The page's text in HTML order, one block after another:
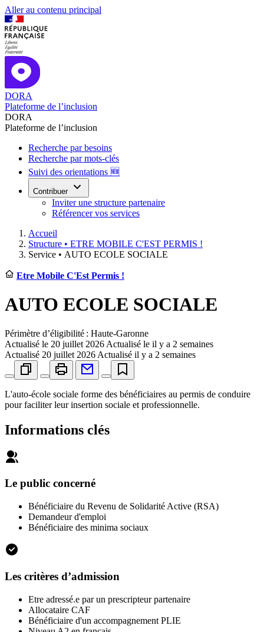
Aller au contenu principal
DORA
Plateforme de l’inclusion
DORA
Plateforme de l’inclusion
Recherche par besoins
Recherche par mots-clés
Suivi des orientations 🆕
Contribuer
Inviter une structure partenaire
Référencer vos services
Accueil
Structure • ETRE MOBILE C'EST PERMIS !
Service • AUTO ECOLE SOCIALE
Etre Mobile C'Est Permis !
AUTO ECOLE SOCIALE
Périmètre d’éligibilité : Haute-Garonne
Actualisé le 20 juillet 2026 Actualisé le il y a 2 semaines
Actualisé 20 juillet 2026 Actualisé il y a 2 semaines
L'auto-école sociale forme des bénéficiaires au permis de conduire
pour faciliter leur insertion sociale et professionnelle.
Informations clés
Le public concerné
Bénéficiaire du Revenu de Solidarité Active (RSA)
Demandeur d'emploi
Bénéficiaire des minima sociaux
Les critères d’admission
Etre adressé.e par un prescripteur partenaire
Allocataire CAF
Bénéficiaire d'un accompagnement PLIE